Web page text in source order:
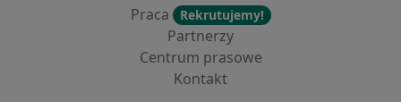
Praca
Rekrutujemy!
Partnerzy
Centrum prasowe
Kontakt